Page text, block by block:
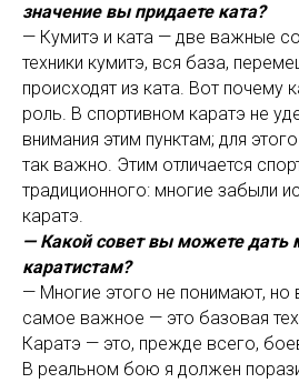
значение вы придаете ката?
— Кумитэ и ката — две важные
техники кумитэ, вся база,
происходят из ката. Вот почему
роль. В спортивном каратэ не
внимания этим пунктам; для
так важно. Этим отличается
традиционного: многие забыли
каратэ.
— Какой совет вы можете
каратистам?
— Многие этого не понимают,
самое важное — это базовая
Каратэ — это, прежде всего,
В реальном бою я должен